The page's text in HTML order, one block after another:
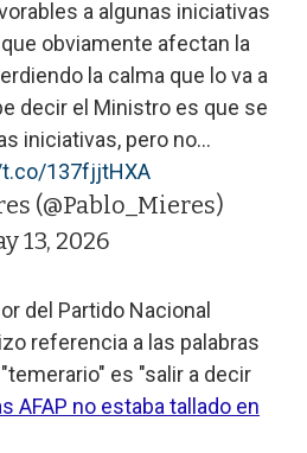
a algunas iniciativas
obviamente afectan la
la calma que lo va a
decir el Ministro es que se
iniciativas, pero no…
137fjjtHXA
(@Pablo_Mieres)
13, 2026
del Partido Nacional
referencia a las palabras
es "salir a decir
AFAP no estaba tallado en